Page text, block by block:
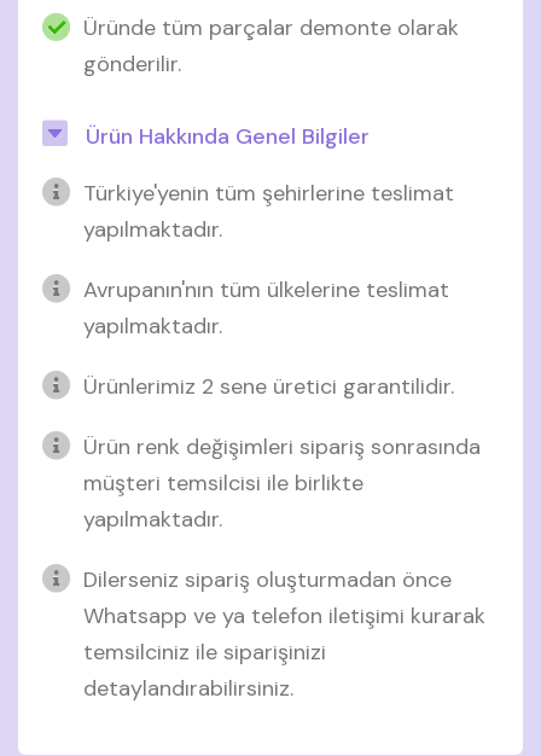
Üründe tüm parçalar demonte olarak
gönderilir.
Ürün Hakkında Genel Bilgiler
Türkiye'yenin tüm şehirlerine teslimat
yapılmaktadır.
Avrupanın'nın tüm ülkelerine teslimat
yapılmaktadır.
Ürünlerimiz 2 sene üretici garantilidir.
Ürün renk değişimleri sipariş sonrasında
müşteri temsilcisi ile birlikte
yapılmaktadır.
Dilerseniz sipariş oluşturmadan önce
Whatsapp ve ya telefon iletişimi kurarak
temsilciniz ile siparişinizi
detaylandırabilirsiniz.